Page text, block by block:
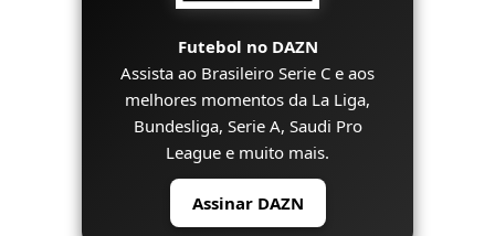
Futebol no DAZN
Assista ao Brasileiro Serie C e aos
melhores momentos da La Liga,
Bundesliga, Serie A, Saudi Pro
League e muito mais.
Assinar DAZN